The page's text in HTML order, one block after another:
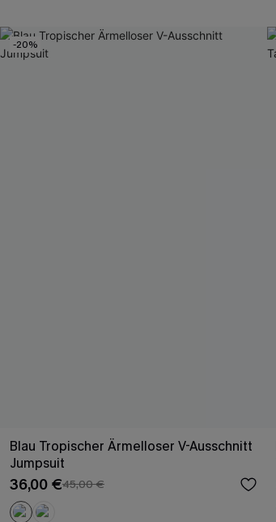
-20%
Blau Tropischer Ärmelloser V-Ausschnitt
Jumpsuit
36,00 €45,00 €